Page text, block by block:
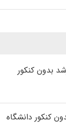
بدون کنکور
کنکور دانشگاه